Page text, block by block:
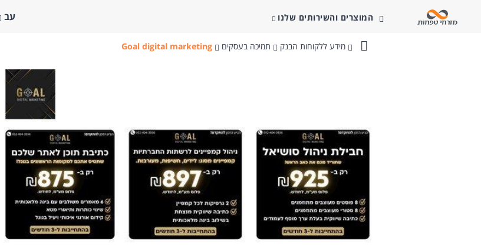
עב המוצרים והשירותים שלנו
מידע ללקוחות הבנק תמיכה בעסקים Goal digital marketing